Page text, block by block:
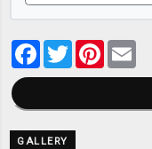
Facebook
Twitter
GALLERY